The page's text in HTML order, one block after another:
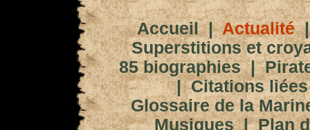
Accueil|Actualité
Superstitions et
85 biographies|
|Citations
Glossaire de la
Musiques|Plan